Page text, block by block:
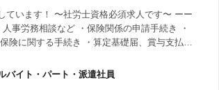
ています！ 〜社労士資格必須求人です〜 ーー
事労務相談など ・保険関係の申請手続き ・
険に関する手続き ・算定基礎届、賞与支払
す！ 成長意欲がある方、ぜひお問い合わせく
バイト・パート・派遣社員